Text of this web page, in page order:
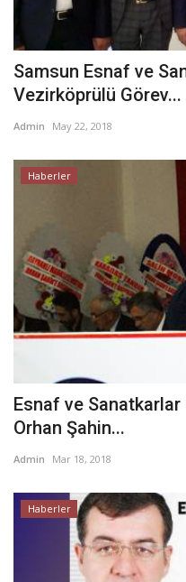
Samsun Esnaf ve
Vezirköprülü Görev...
Admin May 22, 2018
Haberler
Esnaf ve Sanatkarlar
Orhan Şahin...
Admin Mar 18, 2018
Haberler